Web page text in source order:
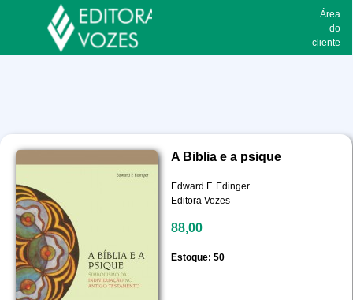
Área
do
cliente
A Biblia e a psique
Edward F. Edinger
Editora Vozes
88,00
Estoque: 50